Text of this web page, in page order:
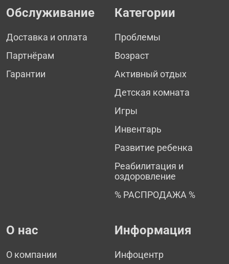
Обслуживание
Доставка и оплата
Партнёрам
Гарантии
Категории
Проблемы
Возраст
Активный отдых
Детская комната
Игры
Инвентарь
Развитие ребенка
Реабилитация и
оздоровление
% РАСПРОДАЖА %
О нас
О компании
Информация
Инфоцентр